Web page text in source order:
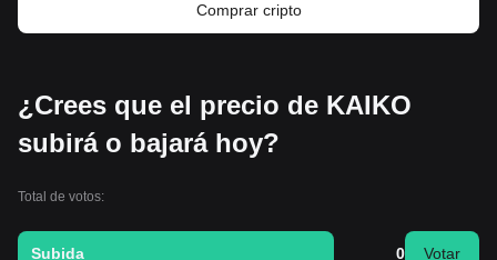
Comprar cripto
¿Crees que el precio de KAIKO
subirá o bajará hoy?
Total de votos:
Subida 0 Votar